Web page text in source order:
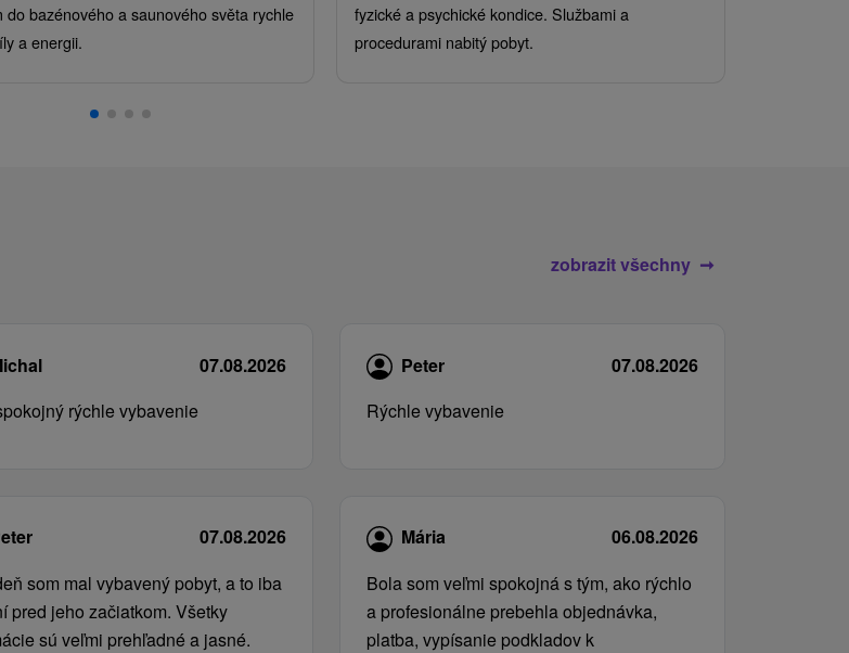
do bazénového a saunového světa rychle
a energii.
fyzické a psychické kondice. Službami a
procedurami nabitý pobyt.
zobrazit všechny
07.08.2026
rýchle vybavenie
07.08.2026
som mal vybavený pobyt, a to iba
pred jeho začiatkom. Všetky
sú veľmi prehľadné a jasné.
Peter
07.08.2026
Rýchle vybavenie
Mária
06.08.2026
Bola som veľmi spokojná s tým, ako rýchlo
a profesionálne prebehla objednávka,
platba, vypísanie podkladov k